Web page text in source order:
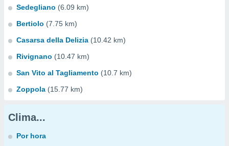
Sedegliano (6.09 km)
Bertiolo (7.75 km)
Casarsa della Delizia (10.42 km)
Rivignano (10.47 km)
San Vito al Tagliamento (10.7 km)
Zoppola (15.77 km)
Clima...
Por hora